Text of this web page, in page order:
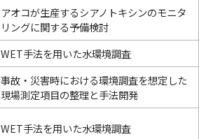
アオコが生産するシアノトキシンのモニタ
リングに関する予備検討
WET手法を用いた水環境調査
事故・災害時における環境調査を想定した
現場測定項目の整理と手法開発
WET手法を用いた水環境調査